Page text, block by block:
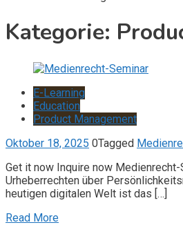
Kategorie:
E-Learning
Education
Product Management
Oktober 18, 2025 0Tagged
Get it now Inquire now
Urheberrechten über
heutigen digitalen Welt ist das […]
Read More